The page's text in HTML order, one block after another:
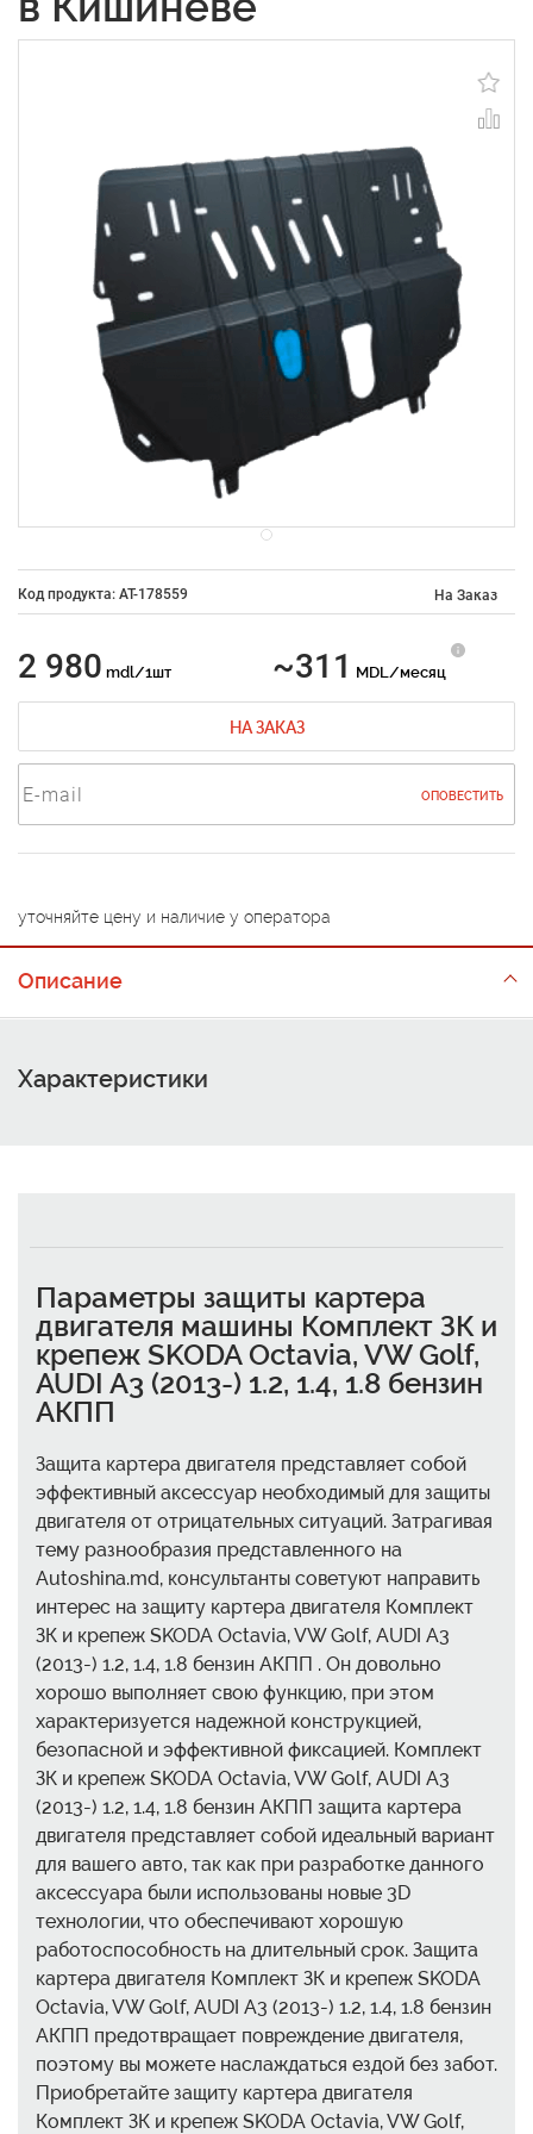
Код продукта: AT-178559 На Заказ
2 980 mdl/1шт ~311 MDL/месяц
НА ЗАКАЗ
ОПОВЕСТИТЬ
уточняйте цену и наличие у оператора
Описание
Характеристики
Параметры защиты картера
двигателя машины Комплект ЗК и
крепеж SKODA Octavia, VW Golf,
AUDI A3 (2013-) 1.2, 1.4, 1.8 бензин
АКПП
Защита картера двигателя представляет собой
эффективный аксессуар необходимый для защиты
двигателя от отрицательных ситуаций. Затрагивая
тему разнообразия представленного на
Autoshina.md, консультанты советуют направить
интерес на защиту картера двигателя Комплект
ЗК и крепеж SKODA Octavia, VW Golf, AUDI A3
(2013-) 1.2, 1.4, 1.8 бензин АКПП . Он довольно
хорошо выполняет свою функцию, при этом
характеризуется надежной конструкцией,
безопасной и эффективной фиксацией. Комплект
ЗК и крепеж SKODA Octavia, VW Golf, AUDI A3
(2013-) 1.2, 1.4, 1.8 бензин АКПП защита картера
двигателя представляет собой идеальный вариант
для вашего авто, так как при разработке данного
аксессуара были использованы новые 3D
технологии, что обеспечивают хорошую
работоспособность на длительный срок. Защита
картера двигателя Комплект ЗК и крепеж SKODA
Octavia, VW Golf, AUDI A3 (2013-) 1.2, 1.4, 1.8 бензин
АКПП предотвращает повреждение двигателя,
поэтому вы можете наслаждаться ездой без забот.
Приобретайте защиту картера двигателя
Комплект ЗК и крепеж SKODA Octavia, VW Golf,